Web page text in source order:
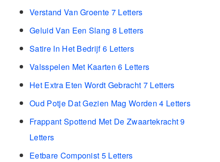
Verstand Van Groente 7 Letters
Geluid Van Een Slang 8 Letters
Satire In Het Bedrijf 6 Letters
Valsspelen Met Kaarten 6 Letters
Het Extra Eten Wordt Gebracht 7 Letters
Oud Potje Dat Gezien Mag Worden 4 Letters
Frappant Spottend Met De Zwaartekracht 9
Letters
Eetbare Componist 5 Letters